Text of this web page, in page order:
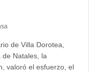
de Villa Dorotea,
de Natales, la
valoró el esfuerzo, el